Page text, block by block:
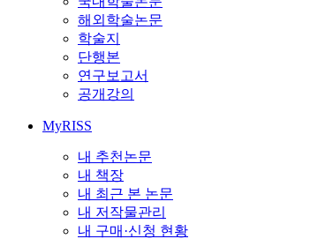
해외학술논문
학술지
단행본
연구보고서
공개강의
MyRISS
내 추천논문
내 책장
내 최근 본 논문
내 저작물관리
내 구매·신청 현황